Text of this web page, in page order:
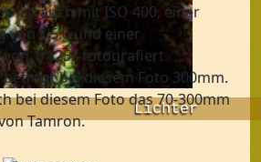
Lichter
ich auch mit ISO 400, einer
von f/5.6 und einer
von 1/125s fotografiert.
bei diesem Foto 300mm.
bei diesem Foto das 70-300mm
Tamron.